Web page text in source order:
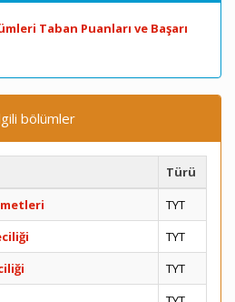
Taban Puanları ve Başarı
bölümler
Türü
TYT
TYT
TYT